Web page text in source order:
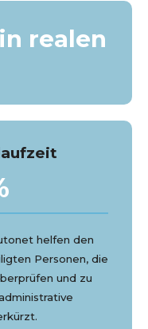
in realen
helfen den
Personen, die
und zu